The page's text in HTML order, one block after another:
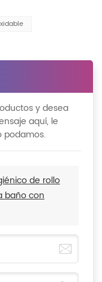
y desea
aquí, le
podamos.
de rollo
baño con